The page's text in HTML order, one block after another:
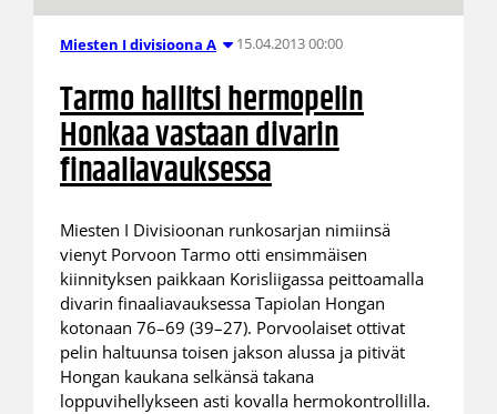
Miesten I divisioona A 15.04.2013 00:00
Tarmo hallitsi hermopelin
Honkaa vastaan divarin
finaaliavauksessa
Miesten I Divisioonan runkosarjan nimiinsä
vienyt Porvoon Tarmo otti ensimmäisen
kiinnityksen paikkaan Korisliigassa peittoamalla
divarin finaaliavauksessa Tapiolan Hongan
kotonaan 76–69 (39–27). Porvoolaiset ottivat
pelin haltuunsa toisen jakson alussa ja pitivät
Hongan kaukana selkänsä takana
loppuvihellykseen asti kovalla hermokontrollilla.